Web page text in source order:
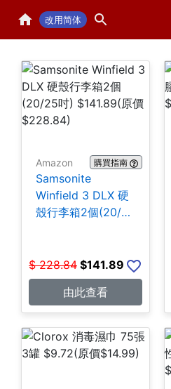
改用简体
Amazon 購買指南
Samsonite
Winfield 3 DLX 硬
殼行李箱2個(20/25
$ 228.84 $141.89
由此查看